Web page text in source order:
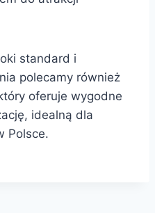
standard i
polecamy również
oferuje wygodne
idealną dla
Polsce.